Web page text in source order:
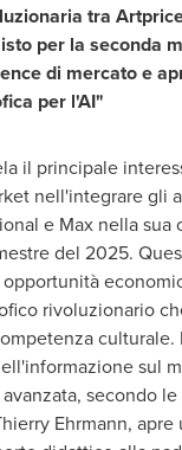
tra
per la seconda
di mercato e
per l'AI"
il principale
nell'integrare gli
e Max nella
del 2025.
rivoluzionario
culturale.
sul
secondo
Ehrmann, apre